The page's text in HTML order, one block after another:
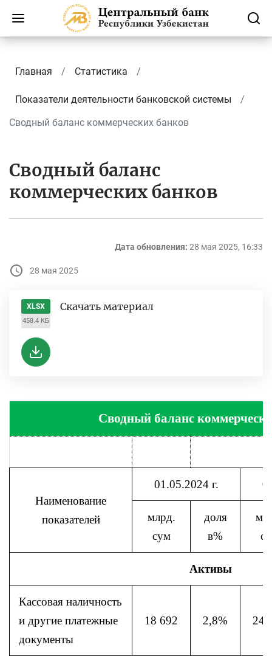
Главная Статистика
Показатели деятельности банковской системы
Сводный баланс коммерческих банков
Сводный баланс
коммерческих банков
Дата обновления: 28 мая 2025, 16:33
28 мая 2025
XLSX
458.4 КБ
Скачать материал
Сводный баланс
Наименование
показателей
01.05.2024 г.
млрд.
сум
доля
в%
Активы
Кассовая наличность
и другие платежные
документы
18 692 2,8% 24